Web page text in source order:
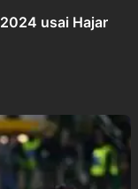
usai Hajar